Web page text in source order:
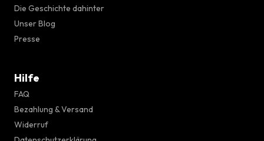
Die Geschichte dahinter
Unser Blog
Presse
Hilfe
FAQ
Bezahlung & Versand
Widerruf